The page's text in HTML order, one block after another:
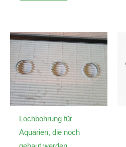
Lochbohrung für
Aquarien, die noch